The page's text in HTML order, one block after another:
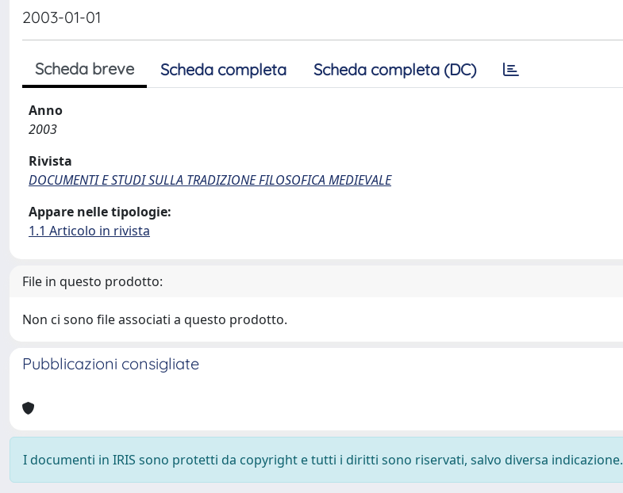
2003-01-01
Scheda breve Scheda completa Scheda completa (DC)
Anno
2003
Rivista
DOCUMENTI E STUDI SULLA TRADIZIONE FILOSOFICA MEDIEVALE
Appare nelle tipologie:
1.1 Articolo in rivista
File in questo prodotto:
Non ci sono file associati a questo prodotto.
Pubblicazioni consigliate
I documenti in IRIS sono protetti da copyright e tutti i diritti sono riservati, salvo diversa indicazione.